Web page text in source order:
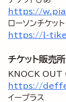
https://
https://l-
チケット販売所
https://